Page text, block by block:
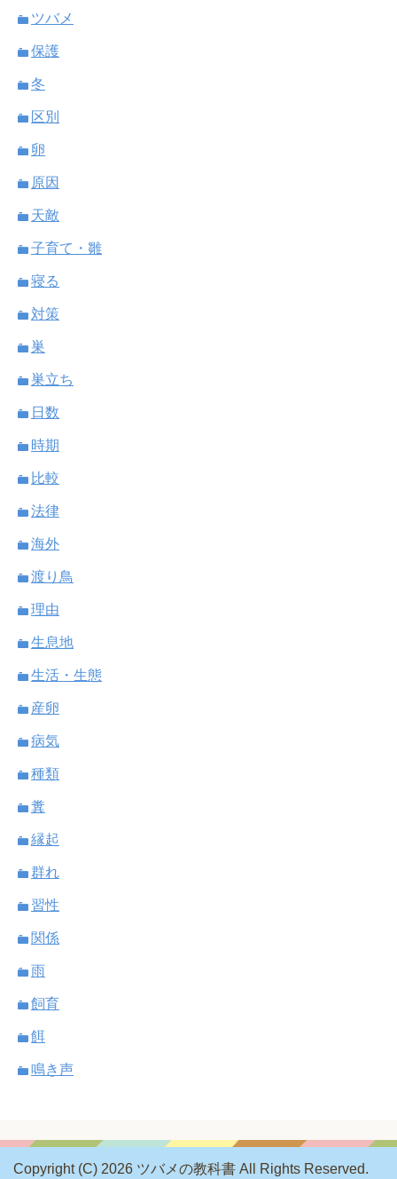
ツバメ
保護
冬
区別
卵
原因
天敵
子育て・雛
寝る
対策
巣
巣立ち
日数
時期
比較
法律
海外
渡り鳥
理由
生息地
生活・生態
産卵
病気
種類
糞
縁起
群れ
習性
関係
雨
飼育
餌
鳴き声
Copyright (C) 2026 ツバメの教科書 All Rights Reserved.